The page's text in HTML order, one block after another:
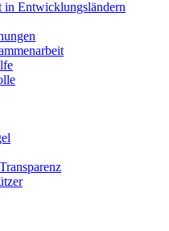
in Entwicklungsländern